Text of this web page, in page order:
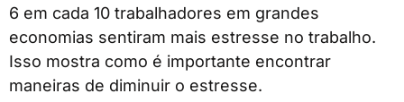
6 em cada 10 trabalhadores em grandes
economias sentiram mais estresse no trabalho.
Isso mostra como é importante encontrar
maneiras de diminuir o estresse.